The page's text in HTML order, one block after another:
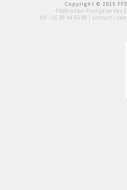
Copyright © 2015
Fédération Française des
tél : 01 39 44 65 80 | contact :